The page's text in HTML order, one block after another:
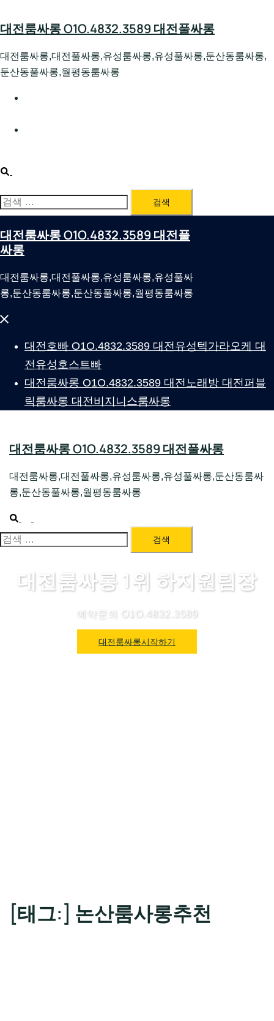
to
대전룸싸롱 O1O.4832.3589 대전풀싸롱
대전룸싸롱,대전풀싸롱,유성룸싸롱,유성풀싸롱,둔산동룸싸롱,
둔산동풀싸롱,월평동룸싸롱
Search
검
색:
대전룸싸롱 O1O.4832.3589 대전풀
싸롱
대전룸싸롱,대전풀싸롱,유성룸싸롱,유성풀싸
롱,둔산동룸싸롱,둔산동풀싸롱,월평동룸싸롱
Close
대전호빠 O1O.4832.3589 대전유성텍가라오케 대
전유성호스트빠
대전룸싸롱 O1O.4832.3589 대전노래방 대전퍼블
릭룸싸롱 대전비지니스룸싸롱
대전룸싸롱 O1O.4832.3589 대전풀싸롱
대전룸싸롱,대전풀싸롱,유성룸싸롱,유성풀싸롱,둔산동룸싸
롱,둔산동풀싸롱,월평동룸싸롱
Search
menu
검
대전룸싸롱 1위 하지원팀장
예약문의 O1O.4832.3589
대전룸싸롱시작하기
[태그:] 논산룸사롱추천